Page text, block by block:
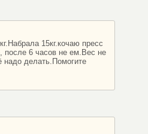
15кг.кочаю пресс
после 6 часов не ем.Вес не
делать.Помогите